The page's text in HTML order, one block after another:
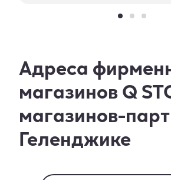
Адреса
магазинов Q
магазинов-
Геленджике